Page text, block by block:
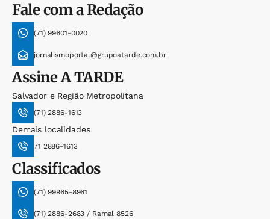
Fale com a Redação
(71) 99601-0020
jornalismoportal@grupoatarde.com.br
AssineA TARDE
Salvador e Região Metropolitana
(71) 2886-1613
Demais localidades
71 2886-1613
Classificados
(71) 99965-8961
(71) 2886-2683 / Ramal 8526